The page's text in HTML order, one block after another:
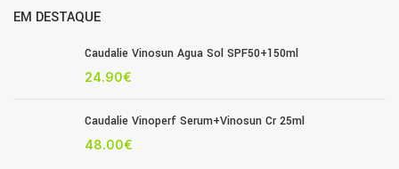
EM DESTAQUE
Caudalie Vinosun Agua Sol SPF50+150ml
24.90€
Caudalie Vinoperf Serum+Vinosun Cr 25ml
48.00€